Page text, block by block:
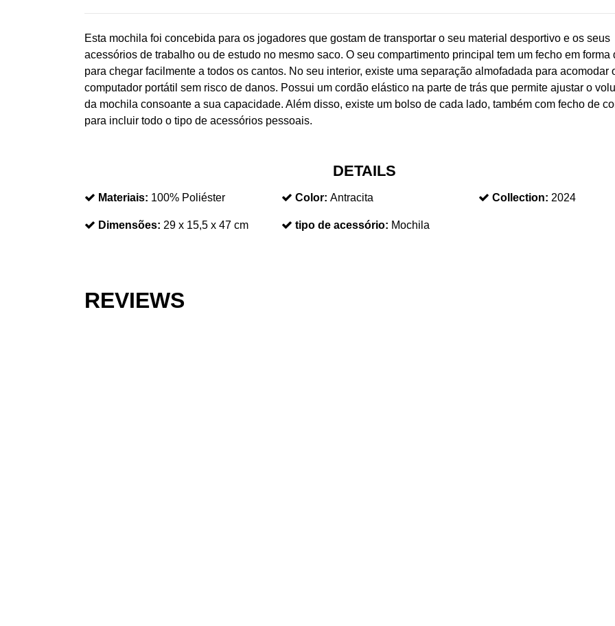
Esta mochila foi concebida para os jogadores que gostam de transportar o seu material desportivo e os seus
acessórios de trabalho ou de estudo no mesmo saco. O seu compartimento principal tem um fecho em forma
para chegar facilmente a todos os cantos. No seu interior, existe uma separação almofadada para acomodar
computador portátil sem risco de danos. Possui um cordão elástico na parte de trás que permite ajustar o
da mochila consoante a sua capacidade. Além disso, existe um bolso de cada lado, também com fecho de
para incluir todo o tipo de acessórios pessoais.
DETAILS
Materiais: 100% Poliéster
Dimensões: 29 x 15,5 x 47 cm
Color: Antracita
tipo de acessório: Mochila
Collection: 2024
REVIEWS